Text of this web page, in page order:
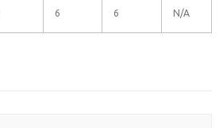
6 6 N/A